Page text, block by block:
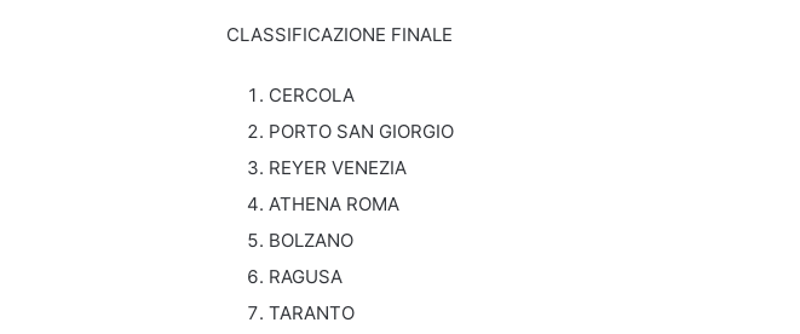
CLASSIFICAZIONE FINALE
CERCOLA
PORTO SAN GIORGIO
REYER VENEZIA
ATHENA ROMA
BOLZANO
RAGUSA
TARANTO